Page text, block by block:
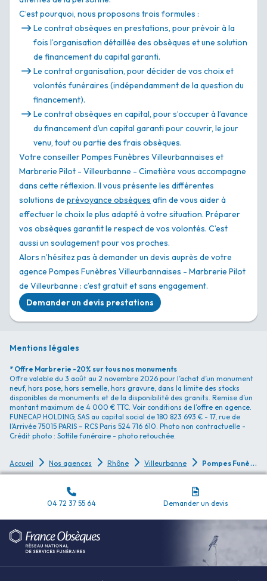
C’est pourquoi, nous proposons trois formules :
Le contrat obsèques en prestations, pour prévoir à la
fois l’organisation détaillée des obsèques et une solution
de financement du capital garanti.
Le contrat organisation, pour décider de vos choix et
volontés funéraires (indépendamment de la question du
financement).
Le contrat obsèques en capital, pour s’occuper à l’avance
du financement d’un capital garanti pour couvrir, le jour
venu, tout ou partie des frais obsèques.
Votre conseiller Pompes Funèbres Villeurbannaises et
Marbrerie Pilot - Villeurbanne - Cimetière vous accompagne
dans cette réflexion. Il vous présente les différentes
solutions de prévoyance obsèques afin de vous aider à
effectuer le choix le plus adapté à votre situation. Préparer
vos obsèques garantit le respect de vos volontés. C’est
aussi un soulagement pour vos proches.
Alors n’hésitez pas à demander un devis auprès de votre
agence Pompes Funèbres Villeurbannaises - Marbrerie Pilot
de Villeurbanne : c’est gratuit et sans engagement.
Demander un devis prestations
Mentions légales
* Offre Marbrerie -20% sur tous nos monuments
Offre valable du 3 août au 2 novembre 2026 pour l’achat d’un monument
neuf, hors pose, hors semelle, hors gravure, dans la limite des stocks
disponibles de monuments et de la disponibilité des granits. Remise d’un
montant maximum de 4 000 € TTC. Voir conditions de l’offre en agence.
FUNECAP HOLDING, SAS au capital social de 180 823 693 € - 17, rue de
l’Arrivée 75015 PARIS – RCS Paris 524 716 610. Photo non contractuelle -
Crédit photo : Sottile funéraire - photo retouchée.
Accueil Nos agences Rhône Villeurbanne P
ompes Funèbres Pompes Funèbres Villeurbannaises et Marbrerie Pilot - Villeurbanne - Cimetière
04 72 37 55 64 Demander un devis